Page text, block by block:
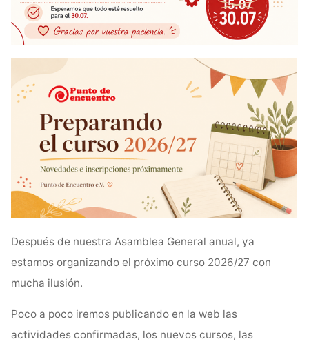
Después de nuestra Asamblea General anual, ya
estamos organizando el próximo curso 2026/27 con
mucha ilusión.
Poco a poco iremos publicando en la web las
actividades confirmadas, los nuevos cursos, las